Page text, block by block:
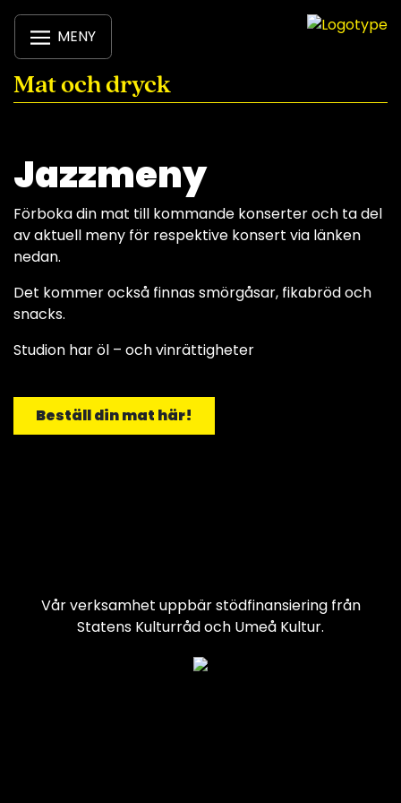
MENY
Mat och dryck
Jazzmeny
Förboka din mat till kommande konserter och ta del
av aktuell meny för respektive konsert via länken
nedan.
Det kommer också finnas smörgåsar, fikabröd och
snacks.
Studion har öl – och vinrättigheter
Beställ din mat här!
Vår verksamhet uppbär stödfinansiering från
Statens Kulturråd och Umeå Kultur.